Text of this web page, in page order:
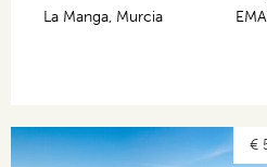
La Manga, Murcia
€